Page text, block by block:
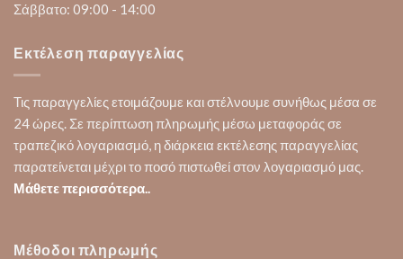
Σάββατο: 09:00 - 14:00
Εκτέλεση παραγγελίας
Τις παραγγελίες ετοιμάζουμε και στέλνουμε συνήθως μέσα σε
24 ώρες. Σε περίπτωση πληρωμής μέσω μεταφοράς σε
τραπεζικό λογαριασμό, η διάρκεια εκτέλεσης παραγγελίας
παρατείνεται μέχρι το ποσό πιστωθεί στον λογαριασμό μας.
Μάθετε περισσότερα..
Μέθοδοι πληρωμής